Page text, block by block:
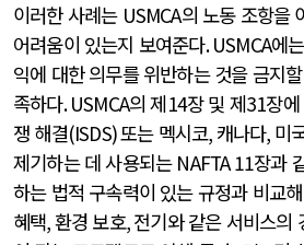
이러한 사례는 USMCA의 노동 조항을
어려움이 있는지 보여준다. USMCA에
익에 대한 의무를 위반하는 것을 금지
족하다. USMCA의 제14장 및 제31장
쟁 해결(ISDS)또는 멕시코,캐나다, 미
제기하는 데 사용되는 NAFTA 11장과
하는 법적 구속력이 있는 규정과 비교
혜택,환경 보호,전기와 같은 서비스의